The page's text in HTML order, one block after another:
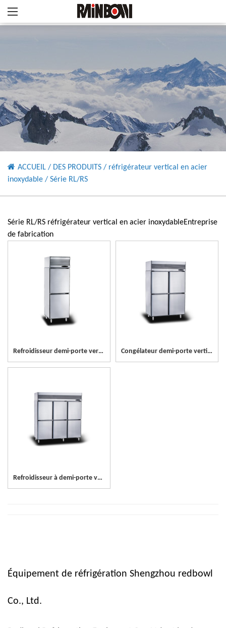
ACCUEIL / DES PRODUITS / réfrigérateur vertical en acier
inoxydable / Série RL/RS
Série RL/RS réfrigérateur vertical en acier inoxydableEntreprise
de fabrication
Refroidisseur demi-porte vertical en acier inoxydable à 2 portes Congélateur demi-porte vertical en acier inoxydable à 4 portes
Refroidisseur à demi-porte vertical en acier inoxydable à 6 portes
Équipement de réfrigération Shengzhou redbowl
Co., Ltd.